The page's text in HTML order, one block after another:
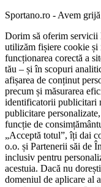
Sportano.ro - Avem
Dorim să oferim servicii
utilizăm fișiere cookie
funcționarea corectă a
tău – și în scopuri
afișarea de conținut
precum și măsurarea
identificatorii publicitari
publicitare
funcție de
„Acceptă totul”, îți dai
o.o. și Partenerii săi de
inclusiv pentru
acestuia. Dacă nu
domeniul de aplicare al